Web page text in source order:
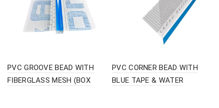
PVC GROOVE BEAD WITH
FIBERGLASS MESH (BOX
PVC CORNER BEAD WITH
BLUE TAPE & WATER